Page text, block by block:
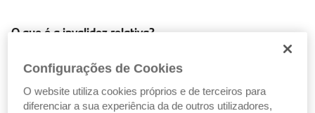
O que é a invalidez relativa?
A invalidez relativa sucede quando apresenta uma
incapacidade definitiva e permanente para a profissão
que exercer e:
Configurações de Cookies
O website utiliza cookies próprios e de terceiros para
diferenciar a sua experiência da de outros utilizadores,